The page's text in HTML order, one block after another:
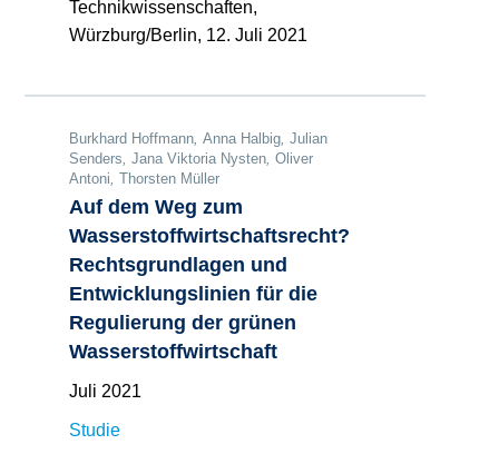
Technikwissenschaften,
Würzburg/Berlin, 12. Juli 2021
Burkhard Hoffmann, Anna Halbig, Julian
Senders, Jana Viktoria Nysten, Oliver
Antoni, Thorsten Müller
Auf dem Weg zum
Wasserstoffwirtschaftsrecht?
Rechtsgrundlagen und
Entwicklungslinien für die
Regulierung der grünen
Wasserstoffwirtschaft
Juli 2021
Studie